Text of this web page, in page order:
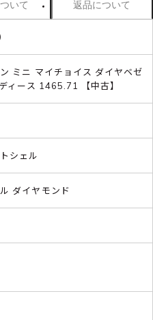
いて 返品について
ミニ マイチョイス ダイヤベゼ
ィース 1465.71 【中古】
シェル
ダイヤモンド